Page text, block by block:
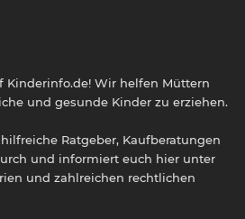
Wir helfen Müttern
und gesunde Kinder zu erziehen.
Ratgeber, Kaufberatungen
und informiert euch hier unter
und zahlreichen rechtlichen